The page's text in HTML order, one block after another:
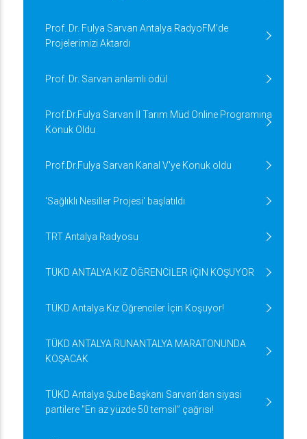
Prof. Dr. Fulya Sarvan Antalya RadyoFM'de
Projelerimizi Aktardı
Prof. Dr. Sarvan anlamlı ödül
Prof.Dr.Fulya Sarvan İl Tarım Müd Online Programına
Konuk Oldu
Prof.Dr.Fulya Sarvan Kanal V'ye Konuk oldu
'Sağlıklı Nesiller Projesi' başlatıldı
TRT Antalya Radyosu
TÜKD ANTALYA KIZ ÖĞRENCİLER İÇİN KOŞUYOR
TÜKD Antalya Kız Öğrenciler İçin Koşuyor!
TÜKD ANTALYA RUNANTALYA MARATONUNDA
KOŞACAK
TÜKD Antalya Şube Başkanı Sarvan'dan siyasi
partilere "En az yüzde 50 temsil” çağrısı!